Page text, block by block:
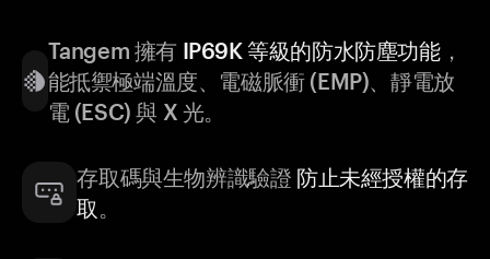
Tangem 擁有 IP69K 等級的防水防塵功能，
能抵禦極端溫度、電磁脈衝 (EMP)、靜電放
電 (ESC) 與 X 光。
存取碼與生物辨識驗證 防止未經授權的存
取 。